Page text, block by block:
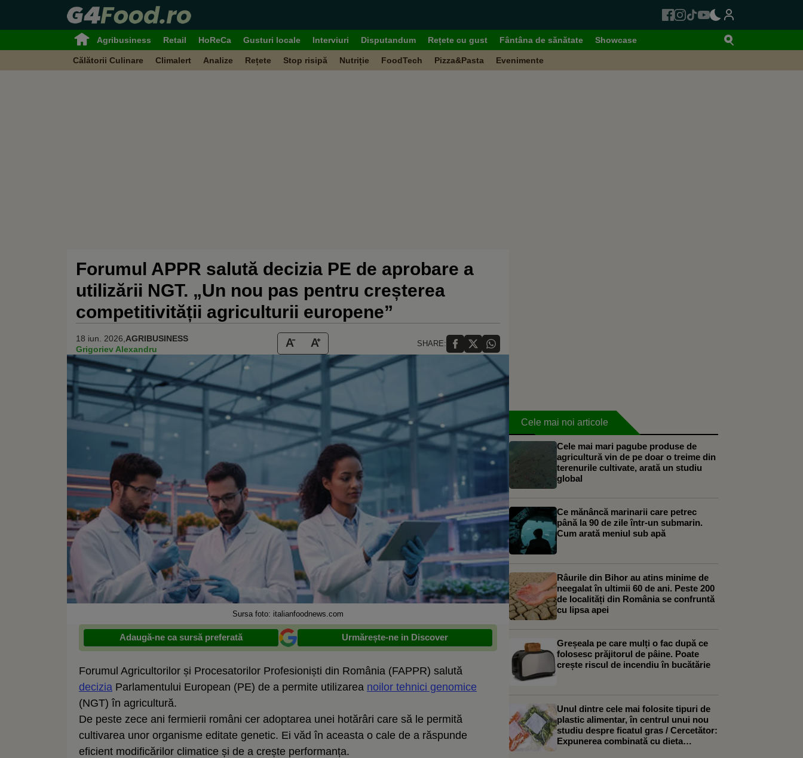
Agribusiness Retail HoReCa Gusturi locale Interviuri Disputandum Rețete cu gust Fântâna de sănătate Showcase
Călătorii Culinare Climalert Analize Rețete Stop risipă Nutriție FoodTech Pizza&Pasta Evenimente
Forumul APPR salută decizia PE de aprobare a
utilizării NGT. „Un nou pas pentru creșterea
competitivității agriculturii europene”
18 iun. 2026, AGRIBUSINESS
Grigoriev Alexandru
SHARE:
Sursa foto: italianfoodnews.com
Adaugă-ne ca sursă preferată Urmărește-ne in Discover
Forumul Agricultorilor și Procesatorilor Profesioniști din România (FAPPR) salută
decizia Parlamentului European (PE) de a permite utilizarea noilor tehnici genomice
(NGT) în agricultură.
De peste zece ani fermierii români cer adoptarea unei hotărâri care să le permită
cultivarea unor organisme editate genetic. Ei văd în aceasta o cale de a răspunde
eficient modificărilor climatice și de a crește performanța.
Cele mai noi articole
Cele mai mari pagube produse de
agricultură vin de pe doar o treime din
terenurile cultivate, arată un studiu
global
Ce mănâncă marinarii care petrec
până la 90 de zile într-un submarin.
Cum arată meniul sub apă
Râurile din Bihor au atins minime de
neegalat în ultimii 60 de ani. Peste 200
de localități din România se confruntă
cu lipsa apei
Greșeala pe care mulți o fac după ce
folosesc prăjitorul de pâine. Poate
crește riscul de incendiu în bucătărie
Unul dintre cele mai folosite tipuri de
plastic alimentar, în centrul unui nou
studiu despre ficatul gras / Cercetător:
Expunerea combinată cu dieta